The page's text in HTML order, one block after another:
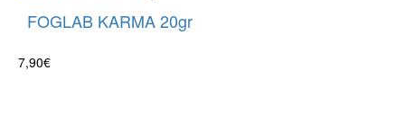
FOGLAB KARMA 20gr
7,90€